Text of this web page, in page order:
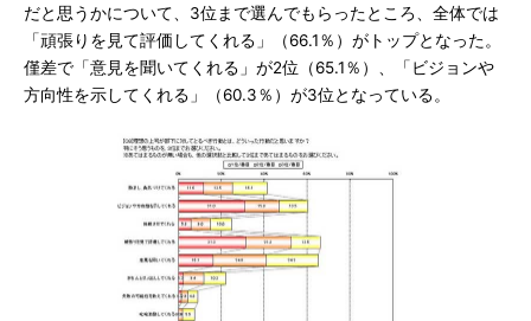
だと思うかについて、3位まで選んでもらったところ、全体では
「頑張りを見て評価してくれる」（66.1％）がトップとなった。
僅差で「意見を聞いてくれる」が2位（65.1％）、「ビジョンや
方向性を示してくれる」（60.3％）が3位となっている。